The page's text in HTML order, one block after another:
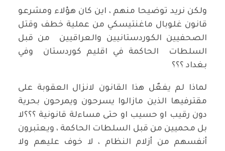
ولكن نريد توضيحا منهم ، اين كان هؤلاء ومشرعو
قانون غلوبال ماغنتيسكي من عملية خطف وقتل
الصحفيين الكوردستانيين والعراقيين من قبل
السلطات الحاكمة في اقليم كوردستان وفي
بغداد ؟؟؟
لماذا لم يفعٌل هذا القانون لانزال العقوبة على
مقترفيها الذين مازالوا يسرحون ويمرحون بحرية
دون رقيب او حسيب او حتى مساءلة قانونية ؟؟؟لا
بل محميين من قبل السلطات الحاكمة ، ويعتبرون
أنفسهم من أزلام النظام ، لا خوف عليهم ولا